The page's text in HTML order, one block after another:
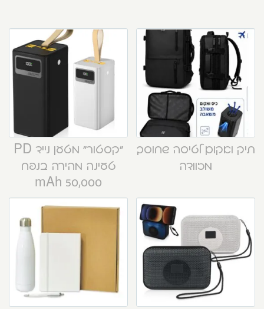
תיק ואקום לטיסה שחוסך
מזוודה
“קסטור” מטען נייד PD
טעינה מהירה בנפח
50,000 mAh